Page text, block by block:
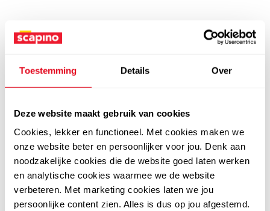
Toestemming Details Over
Deze website maakt gebruik van cookies
Cookies, lekker en functioneel. Met cookies maken we
onze website beter en persoonlijker voor jou. Denk aan
noodzakelijke cookies die de website goed laten werken
en analytische cookies waarmee we de website
verbeteren. Met marketing cookies laten we jou
persoonlijke content zien. Alles is dus op jou afgestemd.